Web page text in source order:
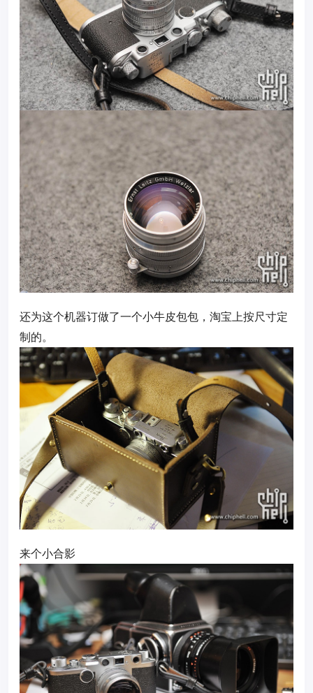
还为这个机器订做了一个小牛皮包包，淘宝上按尺寸定
制的。
来个小合影